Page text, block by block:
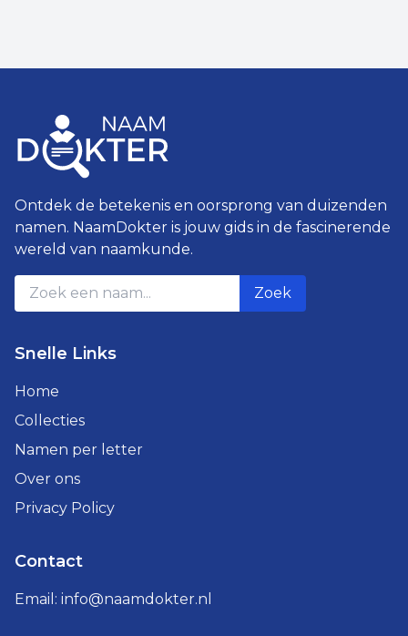
Ontdek de betekenis en oorsprong van duizenden
namen. NaamDokter is jouw gids in de fascinerende
wereld van naamkunde.
Zoek
Snelle Links
Home
Collecties
Namen per letter
Over ons
Privacy Policy
Contact
Email: info@naamdokter.nl